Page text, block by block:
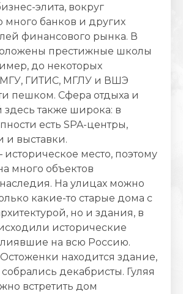
элита, вокруг
много банков и других
финансового рынка. В
престижные школы
до некоторых
МГУ, ГИТИС, МГЛУ и ВШЭ
пешком. Сфера отдыха и
здесь также широка: в
есть SPA-центры,
и выставки.
место, поэтому
много объектов
наследия. На улицах можно
какие-то старые дома с
но и здания, в
исторические
на всю Россию.
находится здание,
декабристы. Гуляя
встретить дом